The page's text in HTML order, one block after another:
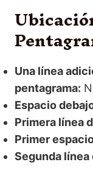
Una línea
pentagrama:
Espacio
Primera línea
Primer
Segunda